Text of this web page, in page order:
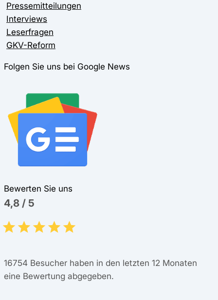
Pressemitteilungen
Interviews
Leserfragen
GKV-Reform
Folgen Sie uns bei Google News
Bewerten Sie uns
4,8 / 5
16754 Besucher haben in den letzten 12 Monaten
eine Bewertung abgegeben.